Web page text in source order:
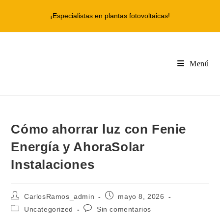
¡Especialistas en plantas fotovoltaicas!
Menú
Cómo ahorrar luz con Fenie
Energía y AhoraSolar
Instalaciones
Autor
de
la
CarlosRamos_admin
Publicación
la
mayo 8, 2026
Categoría
Uncategorized
Comentarios
Sin comentarios